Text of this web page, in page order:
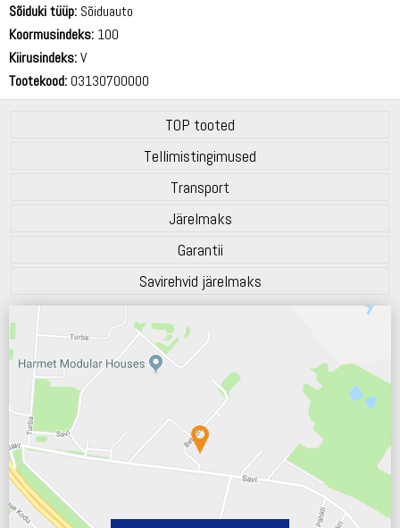
Sõiduki tüüp: Sõiduauto
Koormusindeks: 100
Kiirusindeks:V
Tootekood: 03130700000
TOP tooted
Tellimistingimused
Transport
Järelmaks
Garantii
Savirehvid järelmaks